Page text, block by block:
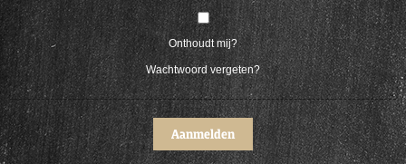
Onthoudt mij?
Wachtwoord vergeten?